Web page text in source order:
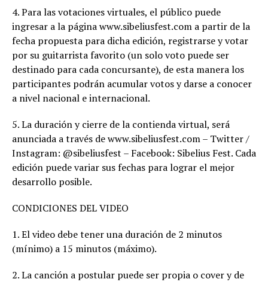
4. Para las votaciones virtuales, el público puede
ingresar a la página www.sibeliusfest.com a partir de la
fecha propuesta para dicha edición, registrarse y votar
por su guitarrista favorito (un solo voto puede ser
destinado para cada concursante), de esta manera los
participantes podrán acumular votos y darse a conocer
a nivel nacional e internacional.
5. La duración y cierre de la contienda virtual, será
anunciada a través de www.sibeliusfest.com – Twitter /
Instagram: @sibeliusfest – Facebook: Sibelius Fest. Cada
edición puede variar sus fechas para lograr el mejor
desarrollo posible.
CONDICIONES DEL VIDEO
1. El video debe tener una duración de 2 minutos
(mínimo) a 15 minutos (máximo).
2. La canción a postular puede ser propia o cover y de